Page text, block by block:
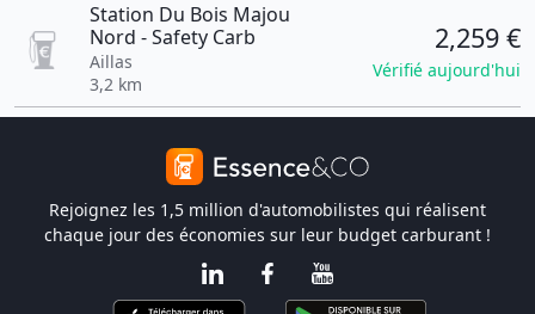
Station Du Bois Majou
Nord - Safety Carb
Aillas
3,2 km
2,259 €
Vérifié aujourd'hui
Rejoignez les 1,5 million d'automobilistes qui réalisent
chaque jour des économies sur leur budget carburant !